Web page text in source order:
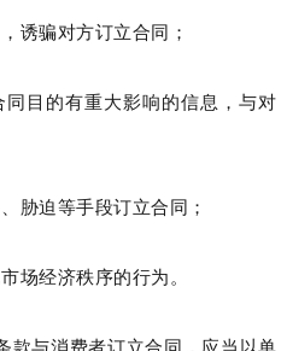
诱骗对方订立合同；
同目的有重大影响的信息，与对
胁迫等手段订立合同；
场经济秩序的行为。